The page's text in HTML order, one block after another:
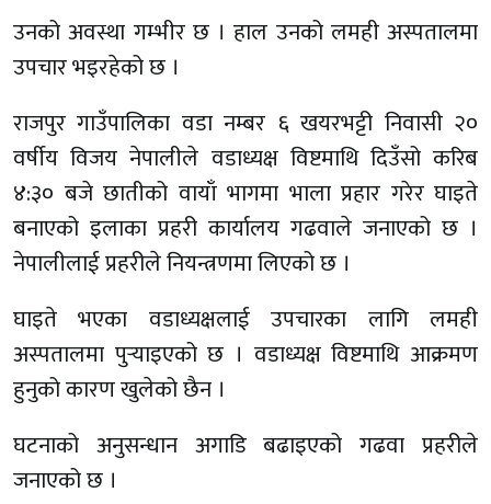
उनको अवस्था गम्भीर छ । हाल उनको लमही अस्पतालमा
उपचार भइरहेको छ ।
राजपुर गाउँपालिका वडा नम्बर ६ खयरभट्टी निवासी २०
वर्षीय विजय नेपालीले वडाध्यक्ष विष्टमाथि दिउँसो करिब
४:३० बजे छातीको वायाँ भागमा भाला प्रहार गरेर घाइते
बनाएको इलाका प्रहरी कार्यालय गढवाले जनाएको छ ।
नेपालीलाई प्रहरीले नियन्त्रणमा लिएको छ ।
घाइते भएका वडाध्यक्षलाई उपचारका लागि लमही
अस्पतालमा पुर्‍याइएको छ । वडाध्यक्ष विष्टमाथि आक्रमण
हुनुको कारण खुलेको छैन ।
घटनाको अनुसन्धान अगाडि बढाइएको गढवा प्रहरीले
जनाएको छ ।